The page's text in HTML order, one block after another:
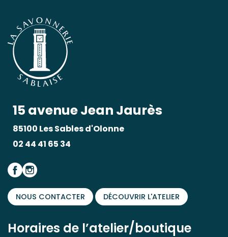
15 avenue Jean Jaurès
85100 Les Sables d'Olonne
02 44 41 65 34
NOUS CONTACTER DÉCOUVRIR L'ATELIER
Horaires de l’atelier/boutique